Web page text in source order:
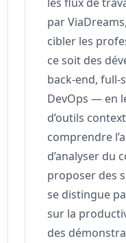
par ViaDreams,
cibler les
ce soit des
back-end, full-
DevOps — en
d’outils
comprendre
d’analyser du
proposer des
se distingue
sur la
des